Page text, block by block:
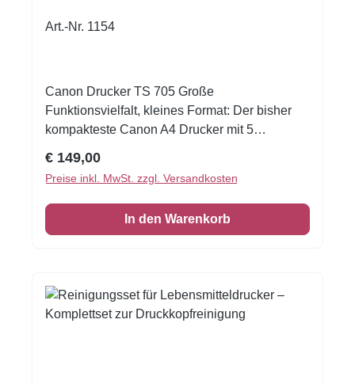
Art.-Nr. 1154
Canon Drucker TS 705 Große
Funktionsvielfalt, kleines Format: Der bisher
kompakteste Canon A4 Drucker mit 5
zu 350 Blatt und nahtloser Konnektivität liefert
professionell aussehende Dokumente und
hochwertige Fotos.5 separate Tintentanks -
passende Lebensmittelpatronen PGI-580/CLI-
beidseitiger Druck Kopie über Smartphone
Dazu passendes Set Lebensmittelpatronen:
Regulärer Preis:
€ 149,00
Preise inkl. MwSt. zzgl. Versandkosten
In den Warenkorb